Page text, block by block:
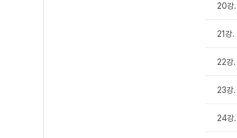
20강
21강
22강.
23강
24강